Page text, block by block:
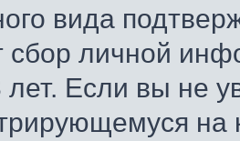
вида
личной
Если вы не